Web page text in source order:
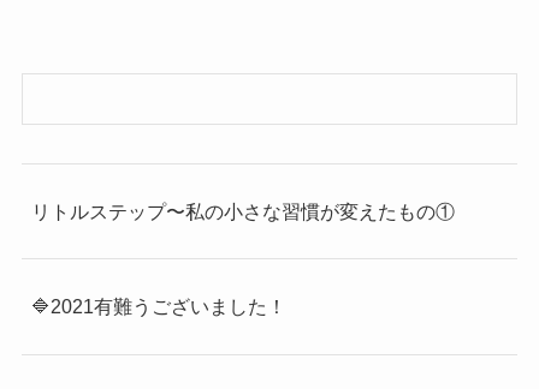
リトルステップ〜私の小さな習慣が変えたもの①
🔷2021有難うございました！